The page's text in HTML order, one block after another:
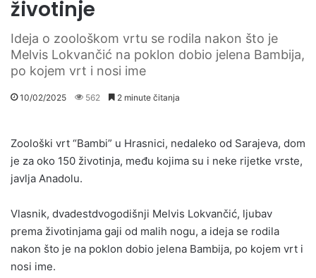
životinje
Ideja o zoološkom vrtu se rodila nakon što je
Melvis Lokvančić na poklon dobio jelena Bambija,
po kojem vrt i nosi ime
10/02/2025 562 2 minute čitanja
Zoološki vrt “Bambi” u Hrasnici, nedaleko od Sarajeva, dom
je za oko 150 životinja, među kojima su i neke rijetke vrste,
javlja Anadolu.
Vlasnik, dvadestdvogodišnji Melvis Lokvančić, ljubav
prema životinjama gaji od malih nogu, a ideja se rodila
nakon što je na poklon dobio jelena Bambija, po kojem vrt i
nosi ime.